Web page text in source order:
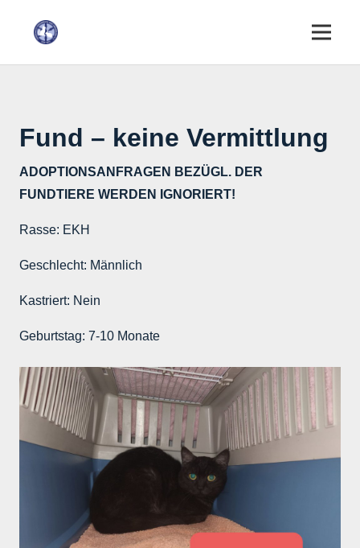
Fund – keine Vermittlung
ADOPTIONSANFRAGEN BEZÜGL. DER
FUNDTIERE WERDEN IGNORIERT!
Rasse: EKH
Geschlecht: Männlich
Kastriert: Nein
Geburtstag: 7-10 Monate